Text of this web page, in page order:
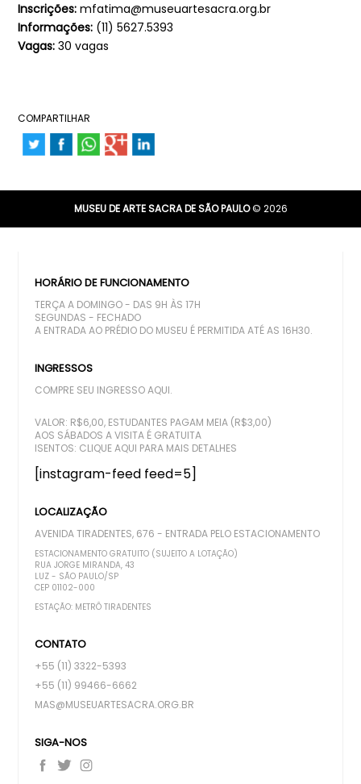
Inscrições: mfatima@museuartesacra.org.br
Informações: (11) 5627.5393
Vagas: 30 vagas
COMPARTILHAR
MUSEU DE ARTE SACRA DE SÃO PAULO© 2026
HORÁRIO DE FUNCIONAMENTO
TERÇA A DOMINGO - DAS 9H ÀS 17H
SEGUNDAS - FECHADO
A ENTRADA AO PRÉDIO DO MUSEU É PERMITIDA ATÉ AS 16H30.
INGRESSOS
COMPRE SEU INGRESSO AQUI.
VALOR: R$6,00, ESTUDANTES PAGAM MEIA (R$3,00)
AOS SÁBADOS A VISITA É GRATUITA
ISENTOS: CLIQUE AQUI PARA MAIS DETALHES
[instagram-feed feed=5]
LOCALIZAÇÃO
AVENIDA TIRADENTES, 676 - ENTRADA PELO ESTACIONAMENTO
ESTACIONAMENTO GRATUITO (SUJEITO A LOTAÇÃO)
RUA JORGE MIRANDA, 43
LUZ - SÃO PAULO/SP
CEP 01102-000
ESTAÇÃO: METRÔ TIRADENTES
CONTATO
+55 (11) 3322-5393
+55 (11) 99466-6662
MAS@MUSEUARTESACRA.ORG.BR
SIGA-NOS